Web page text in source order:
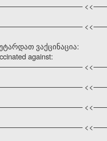
ვაქცინაცია:
against: